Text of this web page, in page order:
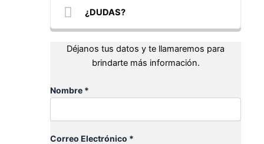
¿DUDAS?
Déjanos tus datos y te llamaremos para
brindarte más información.
Nombre *
Correo Electrónico *